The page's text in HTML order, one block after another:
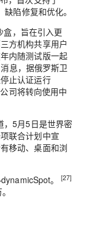
陷修复和优化。
，旨在引入更
方机构共享用户
内随测试版一起
息，据俄罗斯卫
止认证运行
司将转向使用中
，5月5日是世界密
联合计划中宣
移动、桌面和浏
。
[27]